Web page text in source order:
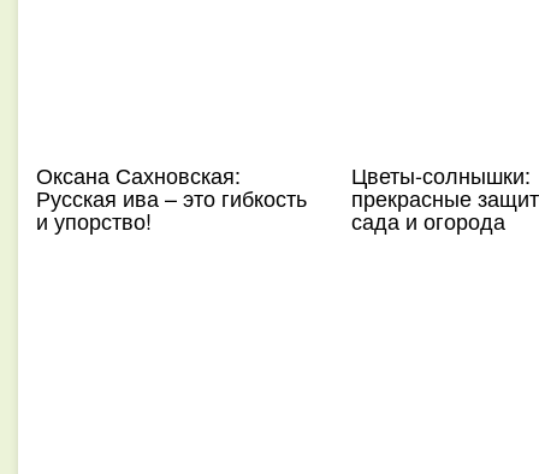
Оксана Сахновская:
Русская ива – это гибкость
и упорство!
Цветы-солнышки:
прекрасные
сада и огорода